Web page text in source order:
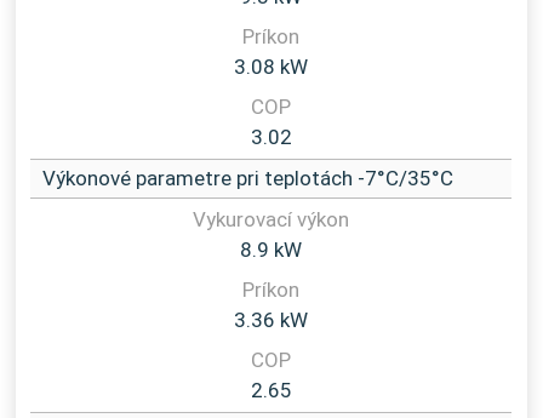
3.08 kW
3.02
Výkonové parametre pri teplotách -7°C/35°C
8.9 kW
3.36 kW
2.65